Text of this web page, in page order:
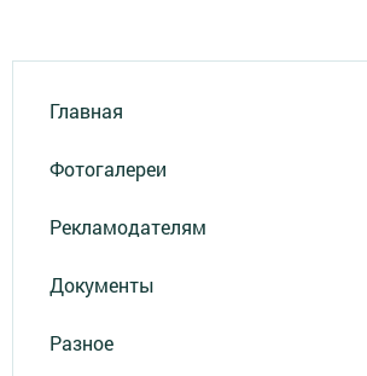
Главная
Фотогалереи
Рекламодателям
Документы
Разное